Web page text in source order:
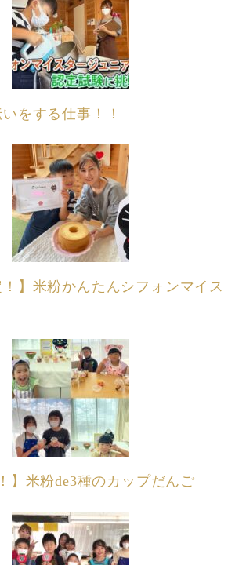
をする仕事！！
！】米粉かんたんシフォンマイス
】米粉de3種のカップだんご